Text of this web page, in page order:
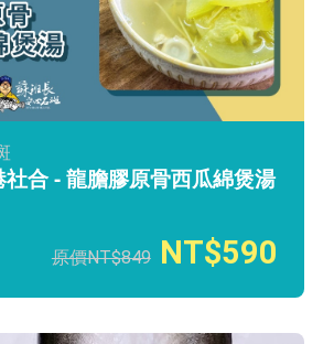
合 - 龍膽膠原骨西瓜綿煲湯
849 590